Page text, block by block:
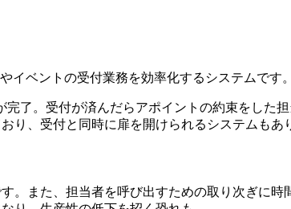
イベントの受付業務を効率化するシステムです。
了。受付が済んだらアポイントの約束をした
り、受付と同時に扉を開けられるシステムもあ
また、担当者を呼び出すための取り次ぎに時